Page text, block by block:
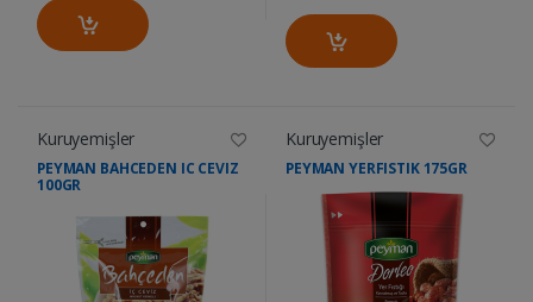
Kuruyemişler
PEYMAN BAHCEDEN IC CEVIZ
100GR
Kuruyemişler
PEYMAN YERFISTIK 175GR